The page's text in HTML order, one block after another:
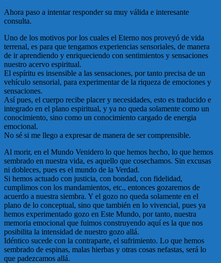
Ahora paso a intentar responder su muy válida e interesante
consulta.
Uno de los motivos por los cuales el Eterno nos proveyó de vida
terrenal, es para que tengamos experiencias sensoriales, de manera
de ir aprendiendo y enriqueciendo con sentimientos y sensaciones
nuestro acervo espiritual.
El espí­­ritu es insensible a las sensaciones, por tanto precisa de un
vehí­­culo sensorial, para experimentar de la riqueza de emociones y
sensaciones.
Así­­ pues, el cuerpo recibe placer y necesidades, esto es traducido e
integrado en el plano espiritual, y ya no queda solamente como un
conocimiento, sino como un conocimiento cargado de energia
emocional.
No sé si me llego a expresar de manera de ser comprensible.
Al morir, en el Mundo Venidero lo que hemos hecho, lo que hemos
sembrado en nuestra vida, es aquello que cosechamos. Sin excusas
ni dobleces, pues es el mundo de la Verdad.
Si hemos actuado con justicia, con bondad, con fidelidad,
cumplimos con los mandamientos, etc., entonces gozaremos de
acuerdo a nuestra siembra. Y el gozo no queda solamente en el
plano de lo conceptual, sino que también en lo vivencial, pues ya
hemos experimentado gozo en Este Mundo, por tanto, nuestra
memoria emocional que fuimos construyendo aquí­­ es la que nos
posibilita la intensidad de nuestro gozo allá.
Idéntico sucede con la contraparte, el sufrimiento. Lo que hemos
sembrado de espinas, malas hierbas y otras cosas nefastas, será lo
que padezcamos allá.